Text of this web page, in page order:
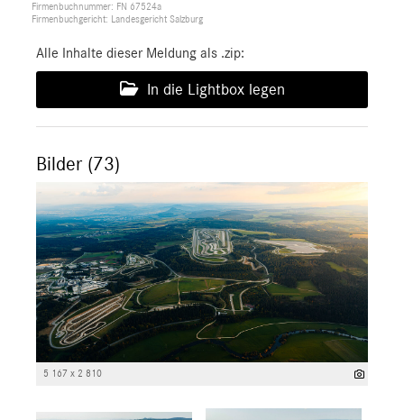
Firmenbuchnummer: FN 67524a
Firmenbuchgericht: Landesgericht Salzburg
Alle Inhalte dieser Meldung als .zip:
In die Lightbox legen
Bilder (73)
5 167 x 2 810